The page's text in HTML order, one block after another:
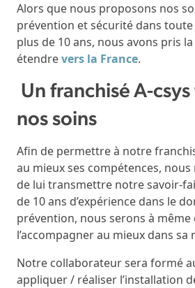
Alors que nous proposons nos
prévention et sécurité dans
plus de 10 ans, nous avons pris
étendrevers la France.
Un franchisé A-
nos soins
Afin de permettre à notre
au mieux ses compétences,
de lui transmettre notre savoir-
de 10 ans d’expérience dans le
prévention, nous serons à même
l’accompagner au mieux dans sa
Notre collaborateur sera formé
appliquer / réaliser l’installation